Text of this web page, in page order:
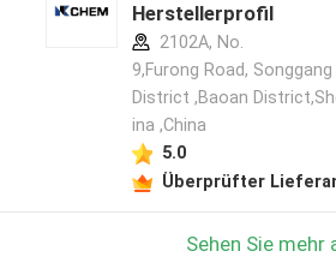
Herstellerprofil
2102A, No.
9,Furong Road, Songgang
District ,Baoan
ina ,China
5.0
Überprüfter
Sehen Sie mehr